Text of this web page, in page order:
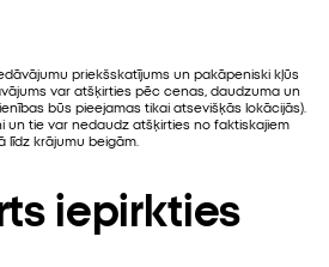
priekšskatījums un pakāpeniski kļūs
var atšķirties pēc cenas, daudzuma un
būs pieejamas tikai atsevišķās lokācijās).
un tie var nedaudz atšķirties no faktiskajiem
līdz krājumu beigām.
iepirkties